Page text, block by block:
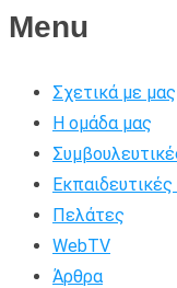
Menu
Σχετικά με μας
Η ομάδα μας
Πελάτες
WebTV
Άρθρα